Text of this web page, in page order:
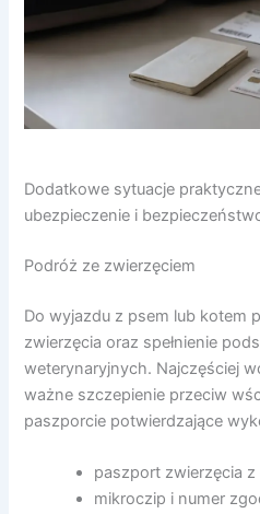
Dodatkowe sytuacje
ubezpieczenie i
Podróż ze zwierzęciem
Do wyjazdu z psem lub kotem
zwierzęcia oraz spełnienie
weterynaryjnych. Najczęściej
ważne szczepienie przeciw
paszporcie potwierdzające
paszport zwierzęcia z
mikroczip i numer